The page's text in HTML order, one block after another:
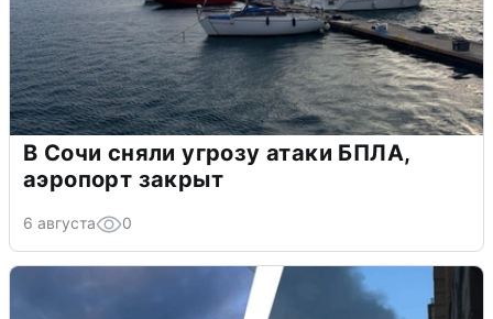
В Сочи сняли угрозу атаки БПЛА,
аэропорт закрыт
6 августа 0